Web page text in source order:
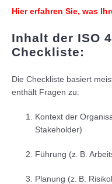
Hier erfahren Sie, was
Inhalt der ISO
Checkliste:
Die Checkliste basiert
enthält Fragen zu:
Kontext der
Stakeholder)
Führung (z. B.
Planung (z. B.